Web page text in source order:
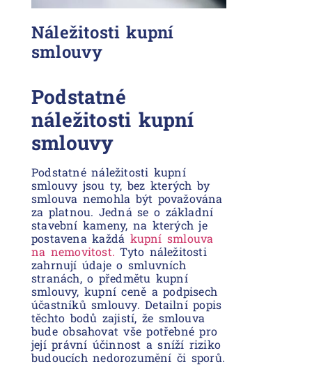
Náležitosti kupní
smlouvy
Podstatné
náležitosti kupní
smlouvy
Podstatné náležitosti kupní
smlouvy jsou ty, bez kterých by
smlouva nemohla být považována
za platnou. Jedná se o základní
stavební kameny, na kterých je
postavena každá kupní smlouva
na nemovitost. Tyto náležitosti
zahrnují údaje o smluvních
stranách, o předmětu kupní
smlouvy, kupní ceně a podpisech
účastníků smlouvy. Detailní popis
těchto bodů zajistí, že smlouva
bude obsahovat vše potřebné pro
její právní účinnost a sníží riziko
budoucích nedorozumění či sporů.